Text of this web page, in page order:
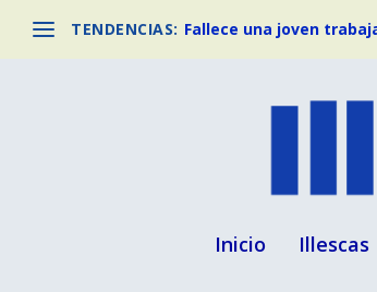
TENDENCIAS: Fallece una joven
Inicio Illescas